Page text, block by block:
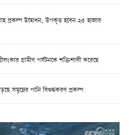
প্রকল্প উদ্বোধন, উপকৃত হবেন ২৫ হাজার
গ্রামীণ পর্যটনকে শক্তিশালী করেছে
সমুদ্রের পানি বিশুদ্ধকরণ প্রকল্প